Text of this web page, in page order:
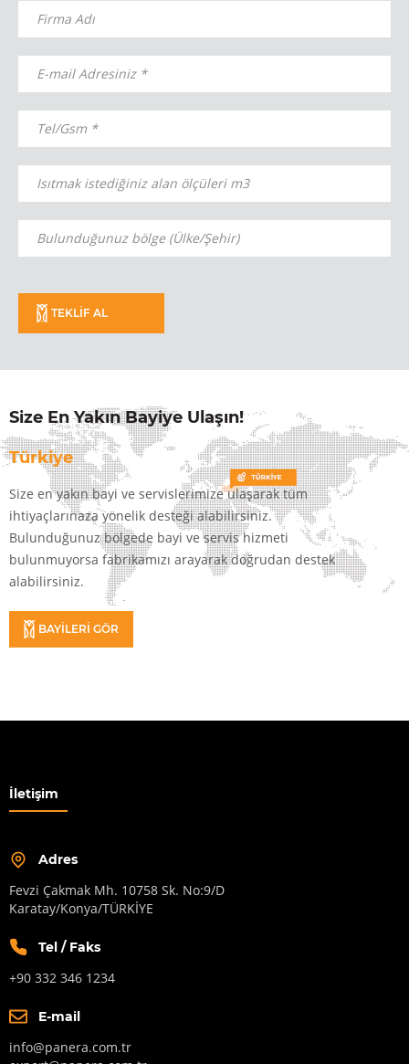
TEKLİF AL
Size En Yakın Bayiye Ulaşın!
Türkiye
Size en yakın bayi ve servislerimize ulaşarak tüm
ihtiyaçlarınaza yönelik desteği alabilirsiniz.
Bulunduğunuz bölgede bayi ve servis hizmeti
bulunmuyorsa fabrikamızı arayarak doğrudan destek
alabilirsiniz.
BAYİLERİ GÖR
İletişim
Adres
Fevzi Çakmak Mh. 10758 Sk. No:9/D
Karatay/Konya/TÜRKİYE
Tel / Faks
+90 332 346 1234
E-mail
info@panera.com.tr